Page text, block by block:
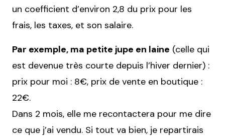
un coefficient d’environ 2,8 du prix pour les
frais, les taxes, et son salaire.
Par exemple, ma petite jupe en laine (celle qui
est devenue très courte depuis l’hiver dernier) :
prix pour moi : 8€, prix de vente en boutique :
22€.
Dans 2 mois, elle me recontactera pour me dire
ce que j’ai vendu. Si tout va bien, je repartirais